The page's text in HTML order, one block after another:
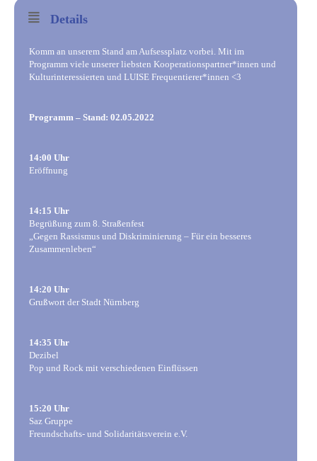
Details
Komm an unserem Stand am Aufsessplatz vorbei. Mit im
Programm viele unserer liebsten Kooperationspartner*innen und
Kulturinteressierten und LUISE Frequentierer*innen <3
Programm – Stand: 02.05.2022
14:00 Uhr
Eröffnung
14:15 Uhr
Begrüßung zum 8. Straßenfest
„Gegen Rassismus und Diskriminierung – Für ein besseres
Zusammenleben“
14:20 Uhr
Grußwort der Stadt Nürnberg
14:35 Uhr
Dezibel
Pop und Rock mit verschiedenen Einflüssen
15:20 Uhr
Saz Gruppe
Freundschafts- und Solidaritätsverein e.V.